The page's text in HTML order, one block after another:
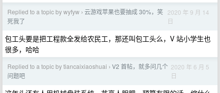
Replied to a topic by wyfyw › 云游戏苹果也要抽成 30%，笑
死我了
2020 年 9 月 14
日
包工头要是把工程款全发给农民工，那还叫包工头么，V 站小学生也
很多，哈哈
Replied to a topic by tiancaixiaoshuai › V2 首帖，就多问几个
问题吧
2020 年 6 月 5
日